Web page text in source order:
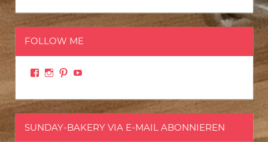
FOLLOW ME
Facebook
Instagram
PinterestYouTube
SUNDAY-BAKERY VIA E-MAIL ABONNIEREN